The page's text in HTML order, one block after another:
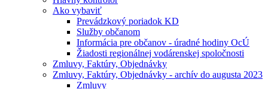
Ako vybaviť
Prevádzkový poriadok KD
Služby občanom
Informácia pre občanov - úradné hodiny OcÚ
Žiadosti regionálnej vodárenskej spoločnosti
Zmluvy, Faktúry, Objednávky
Zmluvy, Faktúry, Objednávky - archív do augusta 2023
Zmluvy